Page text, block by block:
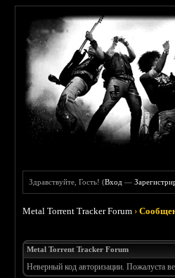
Здравствуйте, Гость! (Вход —
Metal Torrent Tracker Forum ›
Metal Torrent Tracker Forum
Неверный код авторизации. Пожалуста